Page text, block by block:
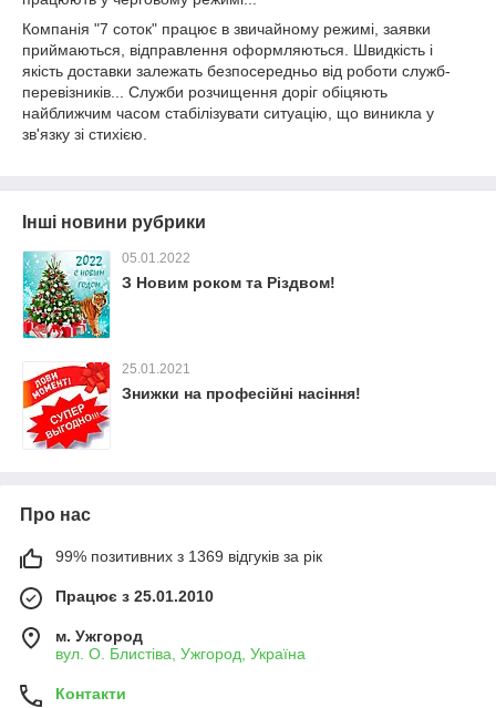
Компанія "7 соток" працює в звичайному режимі, заявки
приймаються, відправлення оформляються. Швидкість і
якість доставки залежать безпосередньо від роботи служб-
перевізників... Служби розчищення доріг обіцяють
найближчим часом стабілізувати ситуацію, що виникла у
зв'язку зі стихією.
Інші новини рубрики
05.01.2022
З Новим роком та Різдвом!
25.01.2021
Знижки на професійні насіння!
Про нас
99% позитивних з 1369 відгуків за рік
Працює з 25.01.2010
м. Ужгород
вул. О. Блистіва, Ужгород, Україна
Контакти